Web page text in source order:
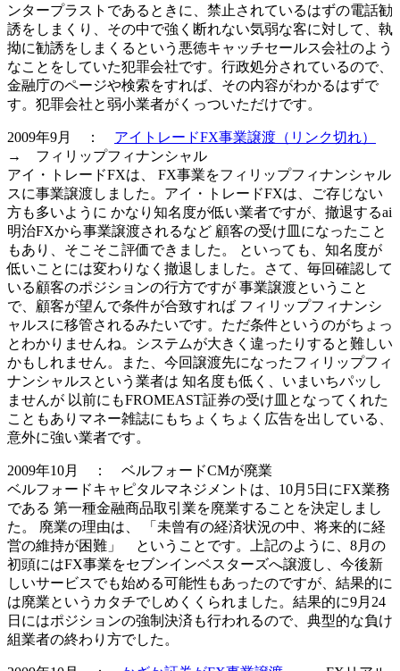
ンタープラストであるときに、禁止されているはずの電話勧
誘をしまくり、その中で強く断れない気弱な客に対して、執
拗に勧誘をしまくるという悪徳キャッチセールス会社のよう
なことをしていた犯罪会社です。行政処分されているので、
金融庁のページや検索をすれば、その内容がわかるはずで
す。 犯罪会社と弱小業者がくっついただけです。
2009年9月 ： アイトレードFX事業譲渡（リンク切れ）
→ フィリップフィナンシャル
アイ・トレードFXは、 FX事業をフィリップフィナンシャル
スに事業譲渡しました。アイ・トレードFXは、ご存じない
方も多いように かなり知名度が低い業者ですが、撤退するai
明治FXから事業譲渡されるなど 顧客の受け皿になったこと
もあり、そこそこ評価できました。 といっても、知名度が
低いことには変わりなく撤退しました。さて、毎回確認して
いる顧客のポジションの行方ですが 事業譲渡ということ
で、顧客が望んで条件が合致すれば フィリップフィナンシ
ャルスに移管されるみたいです。ただ条件というのがちょっ
とわかりませんね。システムが大きく違ったりすると難しい
かもしれません。また、今回譲渡先になったフィリップフィ
ナンシャルスという業者は 知名度も低く、いまいちパッし
ませんが 以前にもFROMEAST証券の受け皿となってくれた
こともありマネー雑誌にもちょくちょく広告を出している、
意外に強い業者です。
2009年10月 ： ベルフォードCMが廃業
ベルフォードキャピタルマネジメントは、10月5日にFX業務
である 第一種金融商品取引業を廃業することを決定しまし
た。 廃業の理由は、 「未曾有の経済状況の中、将来的に経
営の維持が困難」 ということです。上記のように、8月の
初頭にはFX事業をセブンインベスターズへ譲渡し、今後新
しいサービスでも始める可能性もあったのですが、結果的に
は廃業というカタチでしめくくられました。結果的に9月24
日にはポジションの強制決済も行われるので、典型的な負け
組業者の終わり方でした。